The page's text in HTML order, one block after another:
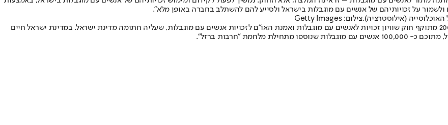
על זכויותיהם של אנשים עם מוגבלות בישראל ולסייע להם להשתלב בחברה באופן מלא".
נציבות שוויון זכויות לאנשים עם מוגבלות במשרד המשפטים פועלת משנת 2000 מתוקף חוק שוויון זכויות לאנשים עם מוגבלות ואמנת האו"ם לזכויות אנשים עם מוגבלות, שעליה חתומה מדינת ישראל. במדינת ישראל חיים